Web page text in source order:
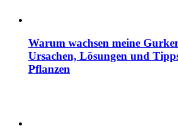
Warum wachsen meine
Ursachen, Lösungen und
Pflanzen